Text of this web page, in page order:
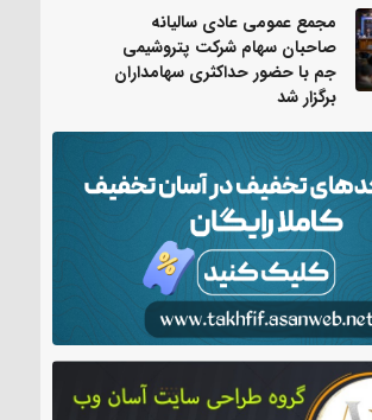
مجمع عمومی عادی سالیانه
صاحبان سهام شرکت پتروشیمی
جم با حضور حداکثری سهامداران
برگزار شد